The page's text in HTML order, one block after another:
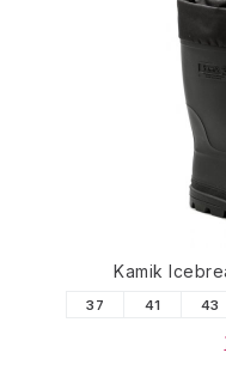
Kamik
37 41 43